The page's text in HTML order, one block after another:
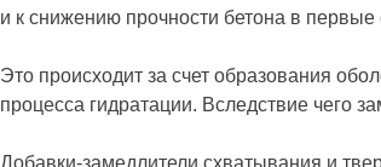
и к снижению прочности бетона в первые
Это происходит за счет образования
процесса гидратации. Вследствие чего
Добавки-замедлители схватывания и